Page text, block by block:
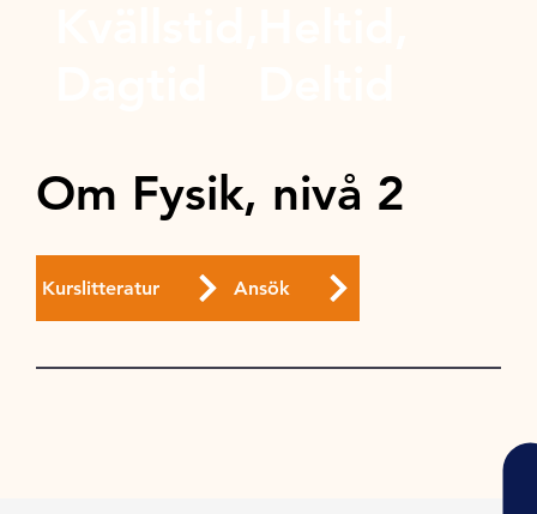
Om Fysik, nivå 2
Kurslitteratur Ansök